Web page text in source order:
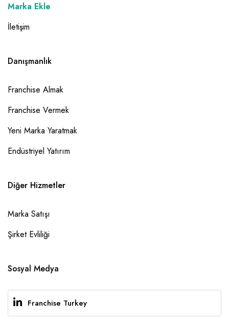
Marka Ekle
İletişim
Danışmanlık
Franchise Almak
Franchise Vermek
Yeni Marka Yaratmak
Endüstriyel Yatırım
Diğer Hizmetler
Marka Satışı
Şirket Evliliği
Sosyal Medya
Franchise Turkey